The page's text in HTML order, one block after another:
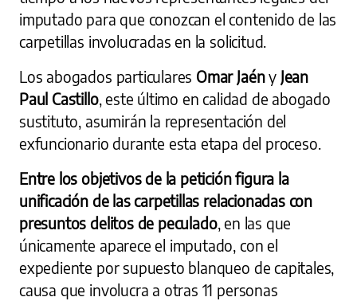
imputado para que conozcan el contenido de las
carpetillas involucradas en la solicitud.
Los abogados particulares Omar JaényJean
Paul Castillo, este último en calidad de abogado
sustituto, asumirán la representación del
exfuncionario durante esta etapa del proceso.
Entre los objetivos de la petición figura la
unificación de las carpetillas relacionadas con
presuntos delitos de peculado, en las que
únicamente aparece el imputado, con el
expediente por supuesto blanqueo de capitales,
causa que involucra a otras 11 personas